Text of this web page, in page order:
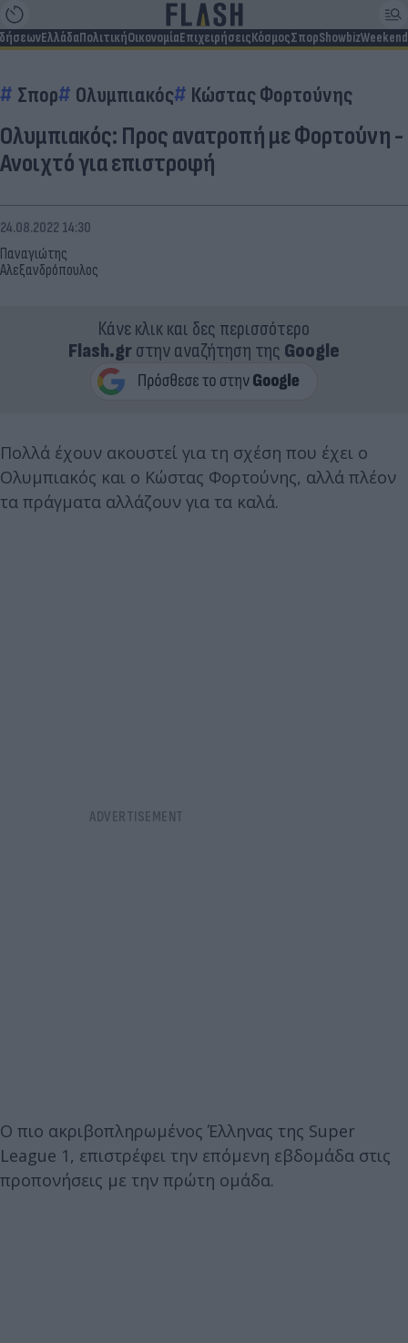
ΕλλάδαΠολιτικήΟικονομίαΕπιχειρήσειςΚόσμοςΣπορShowbizWeekend
Σπορ Ολυμπιακός Κώστας Φορτούνης
Ολυμπιακός: Προς ανατροπή με Φορτούνη -
Ανοιχτό για επιστροφή
Παναγιώτης
Αλεξανδρόπουλος
24.08.2022 14:30
Κάνε κλικ και δες περισσότερο
Flash.grστην αναζήτηση της Google
Πολλά έχουν ακουστεί για τη σχέση που έχει ο
Ολυμπιακός και ο Κώστας Φορτούνης, αλλά πλέον
τα πράγματα αλλάζουν για τα καλά.
Ο πιο ακριβοπληρωμένος Έλληνας της Super
League 1, επιστρέφει την επόμενη εβδομάδα στις
προπονήσεις με την πρώτη ομάδα.